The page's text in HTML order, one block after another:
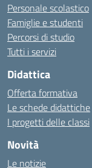
Personale scolastico
Famiglie e studenti
Percorsi di studio
Tutti i servizi
Didattica
Offerta formativa
Le schede didattiche
I progetti delle classi
Novità
Le notizie